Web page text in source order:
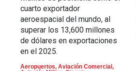
cuarto exportador
aeroespacial del mundo, al
superar los 13,600 millones
de dólares en exportaciones
en el 2025.
Aeropuertos, Aviación Comercial ,